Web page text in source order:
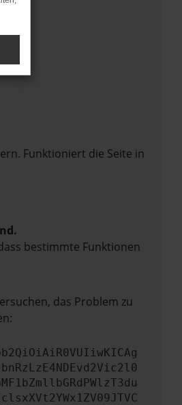
Funktioniert die Seite in
bestimmte Funktionen
das Problem zu